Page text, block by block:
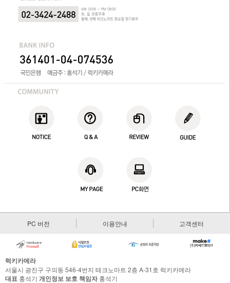
PC 버전 이용안내 고객센터
럭키카메라
서울시 광진구 구의동 546-4번지 테크노마트 2층 A-31호 럭키카메라
대표 홍석기 개인정보 보호 책임자홍석기